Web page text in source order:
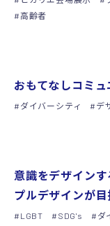
高齢者
おもてなしコミ
ダイバーシティ デ
意識をデザイン
プルデザインが
LGBT SDG's ダ